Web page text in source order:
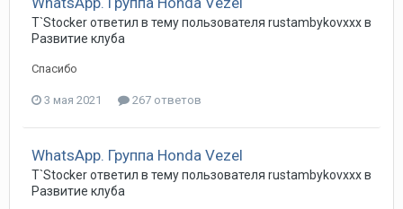
T`Stockerответил в тему пользователя rustambykovxxxв
Развитие клуба
Спасибо
3 мая 2021 267 ответов
WhatsApp. Группа Honda Vezel
T`Stockerответил в тему пользователя rustambykovxxxв
Развитие клуба